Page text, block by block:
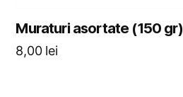
Muraturi asortate (150 gr)
8,00 lei